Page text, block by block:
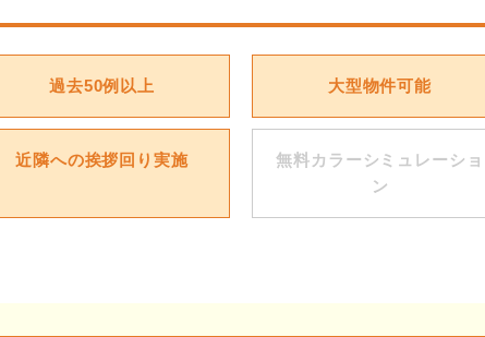
過去50例以上 大型物件可能
近隣への挨拶回り実施
無料カラーシミュレーショ
ン